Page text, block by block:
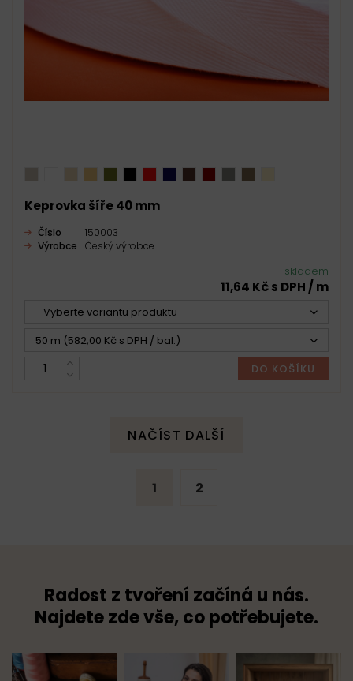
Keprovka šíře 40 mm
Číslo
150003
Výrobce
Český výrobce
skladem
11,64 Kč s DPH / m
- Vyberte variantu produktu -
50 m (582,00 Kč s DPH / bal.)
DO KOŠÍKU
NAČÍST DALŠÍ
1 2
Radost z tvoření začíná u nás.
Najdete zde vše, co potřebujete.